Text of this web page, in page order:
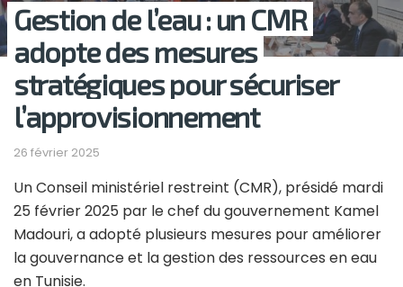
Gestion de l’eau : un CMR
adopte des mesures
stratégiques pour sécuriser
l’approvisionnement
26 février 2025
Un Conseil ministériel restreint (CMR), présidé mardi
25 février 2025 par le chef du gouvernement Kamel
Madouri, a adopté plusieurs mesures pour améliorer
la gouvernance et la gestion des ressources en eau
en Tunisie.